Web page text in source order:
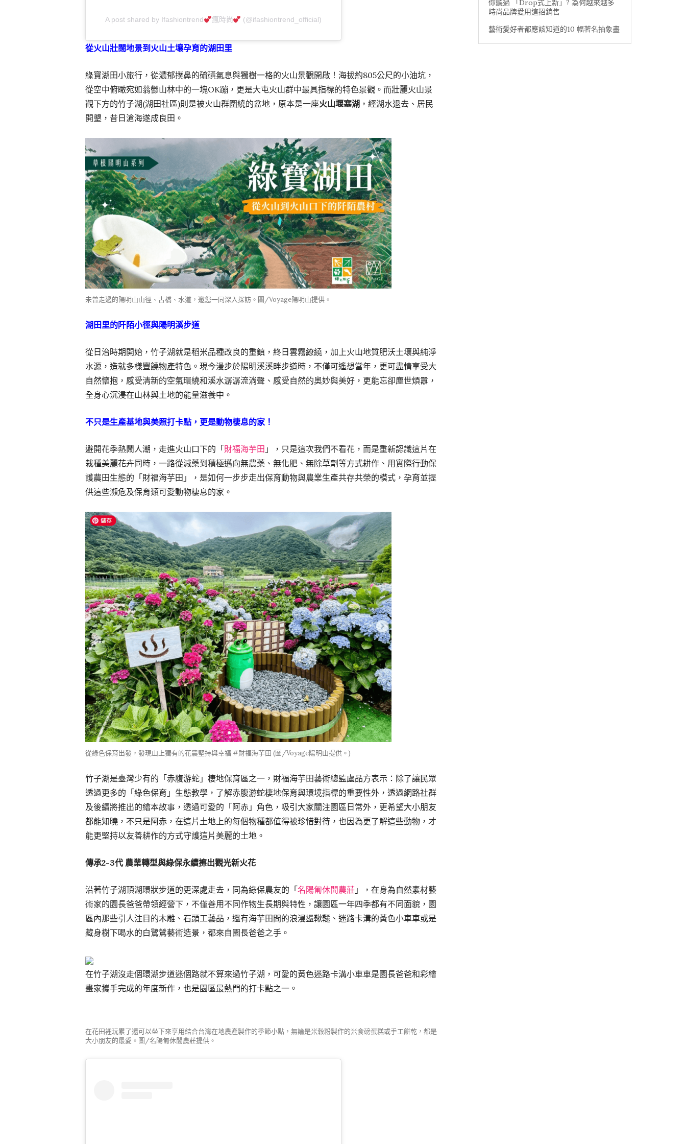
A post shared by Ifashiontrend 瘋時尚 (@ifashiontrend_official)
從火山壯闊地景到火山土壤孕育的湖田里
綠寶湖田小旅行，從濃郁撲鼻的硫磺氣息與獨樹一格的火山景觀開啟！海拔約805公尺的小油坑，
從空中俯瞰宛如蓊鬱山林中的一塊OK蹦，更是大屯火山群中最具指標的特色景觀。而壯麗火山景
觀下方的竹子湖(湖田社區)則是被火山群圍繞的盆地，原本是一座火山堰塞湖 ，經湖水退去、居民
開墾，昔日滄海遂成良田。
未曾走過的陽明山山徑、古橋、水道，邀您一同深入探訪。圖/Voyage陽明山提供。
湖田里的阡陌小徑與陽明溪步道
從日治時期開始，竹子湖就是稻米品種改良的重鎮，終日雲霧繚繞，加上火山地質肥沃土壤與純淨
水源，造就多樣豐饒物產特色。現今漫步於陽明溪溪畔步道時，不僅可遙想當年，更可盡情享受大
自然懷抱，感受清新的空氣環繞和溪水潺潺流淌聲、感受自然的奧妙與美好，更能忘卻塵世煩囂，
全身心沉浸在山林與土地的能量滋養中。
不只是生產基地與美照打卡點，更是動物棲息的家！
避開花季熱鬧人潮，走進火山口下的「財福海芋田 」，只是這次我們不看花，而是重新認識這片在
栽種美麗花卉同時，一路從減藥到積極邁向無農藥、無化肥、無除草劑等方式耕作、用實際行動保
護農田生態的「財福海芋田」，是如何一步步走出保育動物與農業生產共存共榮的模式，孕育並提
供這些瀕危及保育類可愛動物棲息的家。
從綠色保育出發，發現山上獨有的花農堅持與幸福 #財福海芋田 (圖/Voyage陽明山提供。)
竹子湖是臺灣少有的「赤腹游蛇」棲地保育區之一，財福海芋田藝術總監盧品方表示：除了讓民眾
透過更多的「綠色保育」生態教學，了解赤腹游蛇棲地保育與環境指標的重要性外，透過網路社群
及後續將推出的繪本故事，透過可愛的「阿赤」角色，吸引大家關注園區日常外，更希望大小朋友
都能知曉，不只是阿赤，在這片土地上的每個物種都值得被珍惜對待，也因為更了解這些動物，才
能更堅持以友善耕作的方式守護這片美麗的土地。
傳承2-3代 農業轉型與綠保永續擦出觀光新火花
沿著竹子湖頂湖環狀步道的更深處走去，同為綠保農友的「名陽匍休閒農莊 」，在身為自然素材藝
術家的園長爸爸帶領經營下，不僅善用不同作物生長期與特性，讓園區一年四季都有不同面貌，園
區內那些引人注目的木雕、石頭工藝品，還有海芋田間的浪漫盪鞦韆、迷路卡溝的黃色小車車或是
藏身樹下喝水的白鷺鷥藝術造景，都來自園長爸爸之手。
在竹子湖沒走個環湖步道迷個路就不算來過竹子湖，可愛的黃色迷路卡溝小車車是園長爸爸和彩繪
畫家攜手完成的年度新作，也是園區最熱門的打卡點之一。
在花田裡玩累了還可以坐下來享用結合台灣在地農產製作的季節小點，無論是米穀粉製作的米食磅蛋糕或手工餅乾，都是
大小朋友的最愛。圖/名陽匍休閒農莊提供。
你聽過 「Drop式上新」? 為何越來越多
時尚品牌愛用這招銷售
藝術愛好者都應該知道的10 幅著名抽象畫